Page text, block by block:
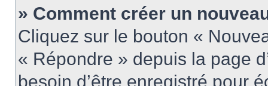
» Comment créer un
Cliquez sur le bouton «
« Répondre » depuis la page
besoin d’être enregistré pour